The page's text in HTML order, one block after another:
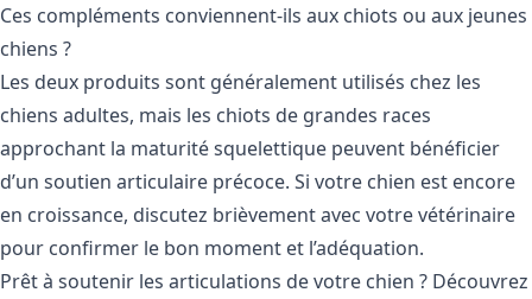
Ces compléments conviennent-ils aux chiots ou aux jeunes
chiens ?
Les deux produits sont généralement utilisés chez les
chiens adultes, mais les chiots de grandes races
approchant la maturité squelettique peuvent bénéficier
d’un soutien articulaire précoce. Si votre chien est encore
en croissance, discutez brièvement avec votre vétérinaire
pour confirmer le bon moment et l’adéquation.
Prêt à soutenir les articulations de votre chien ? Découvrez